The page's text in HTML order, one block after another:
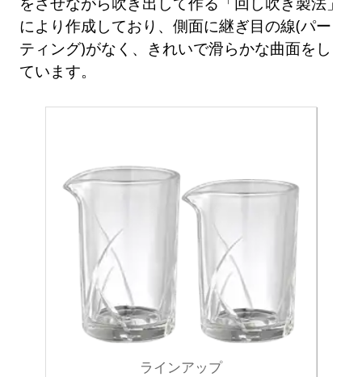
により作成しており、側面に継ぎ目の線(パー
ティング)がなく、きれいで滑らかな曲面をし
ています。
ラインアップ